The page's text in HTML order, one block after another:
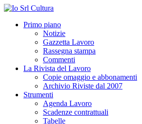
Primo piano
Notizie
Gazzetta Lavoro
Rassegna stampa
Commenti
La Rivista del Lavoro
Copie omaggio e abbonamenti
Archivio Riviste dal 2007
Strumenti
Agenda Lavoro
Scadenze contrattuali
Tabelle